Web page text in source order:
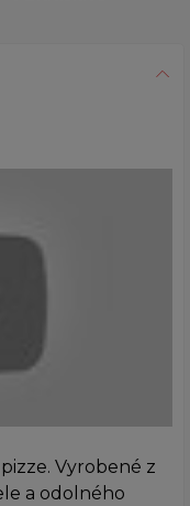
Vyrobené z
a odolného